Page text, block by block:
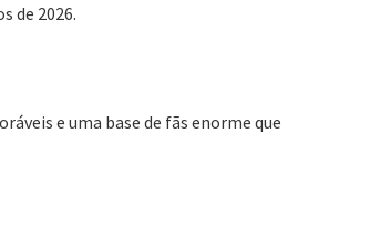
de 2026.
e uma base de fãs enorme que